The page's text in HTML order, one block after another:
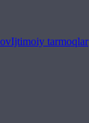
Ijtimoiy tarmoqlar